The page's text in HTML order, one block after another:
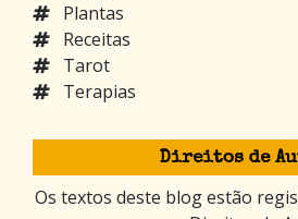
Plantas
Receitas
Tarot
Terapias
Direitos de
Os textos deste blog estão